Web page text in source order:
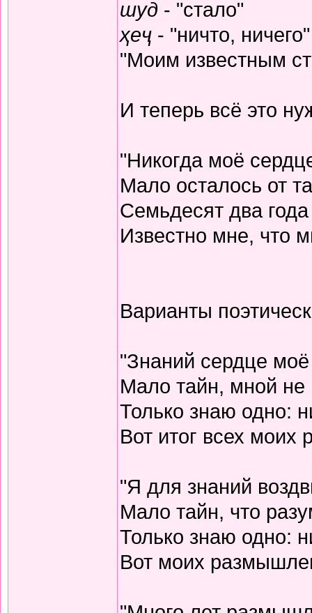
шуд - "стало"
ҳеҷ - "ничто, ничего"
"Моим известным
И теперь всё это
"Никогда моё
Мало осталось от
Семьдесят два
Известно мне, что
Варианты
"Знаний сердце
Мало тайн, мной не
Только знаю одно:
Вот итог всех моих
"Я для знаний
Мало тайн, что
Только знаю одно:
Вот моих